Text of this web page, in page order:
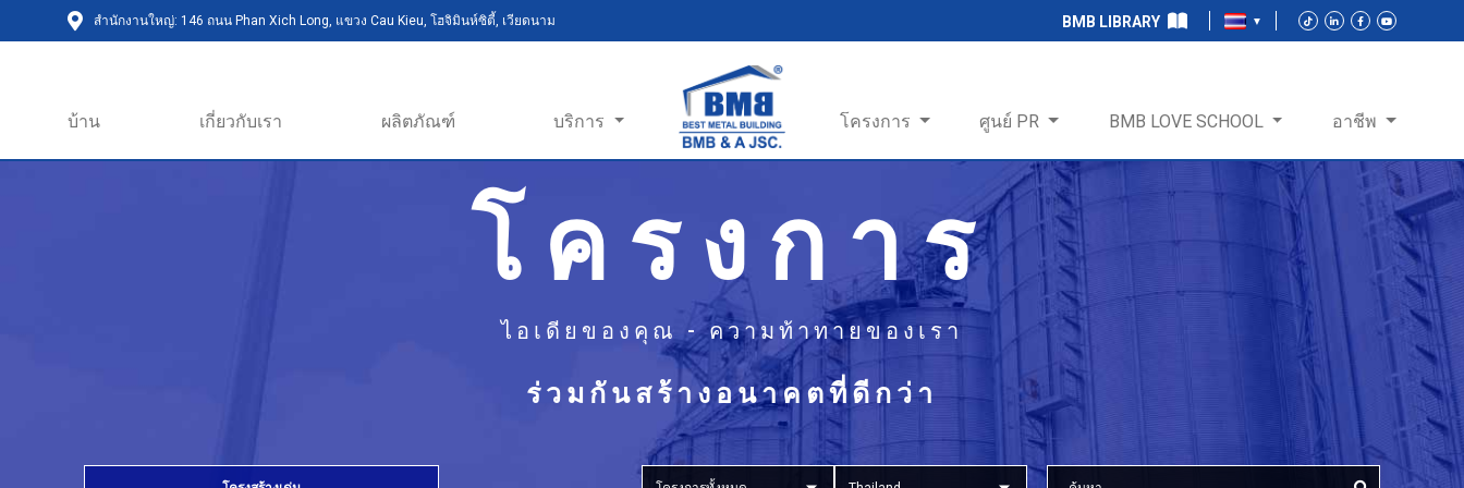
สำนักงานใหญ่: 146 ถนน Phan Xich Long, แขวง Cau Kieu, โฮจิมินห์ซิตี้, เวียดนาม BMB LIBRARY
บ้าน เกี่ยวกับเรา ผลิตภัณฑ์ บริการ โครงการ ศูนย์ PR BMB LOVE SCHOOL อาชีพ
โครงการ
ไอเดียของคุณ - ความท้าทายของเรา
ร่วมกันสร้างอนาคตที่ดีกว่า